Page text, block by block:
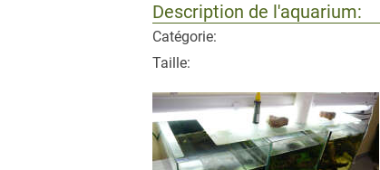
Description de l'aquarium:
Catégorie:
Taille: